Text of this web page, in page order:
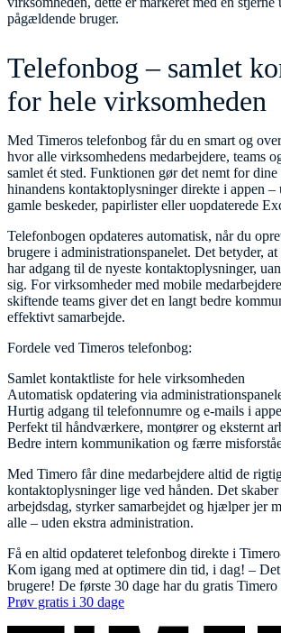
pågældende bruger.
Telefonbog – samlet
for hele virksomheden
Med Timeros telefonbog får du en smart og
hvor alle virksomhedens medarbejdere, teams
samlet ét sted. Funktionen gør det nemt for dine
hinandens kontaktoplysninger direkte i appen –
gamle beskeder, papirlister eller uopdaterede
Telefonbogen opdateres automatisk, når du
brugere i administrationspanelet. Det betyder,
har adgang til de nyeste kontaktoplysninger,
sig. For virksomheder med mobile
skiftende teams giver det en langt bedre
effektivt samarbejde.
Fordele ved Timeros telefonbog:
Samlet kontaktliste for hele virksomheden
Automatisk opdatering via
Hurtig adgang til telefonnumre og e-mails i
Perfekt til håndværkere, montører og eksternt
Bedre intern kommunikation og færre
Med Timero får dine medarbejdere altid de
kontaktoplysninger lige ved hånden. Det
arbejdsdag, styrker samarbejdet og hjælper jer
alle – uden ekstra administration.
Få en altid opdateret telefonbog direkte i
Kom igang med at optimere din tid, i dag! –
brugere! De første 30 dage har du gratis Timero
Prøv gratis i 30 dage